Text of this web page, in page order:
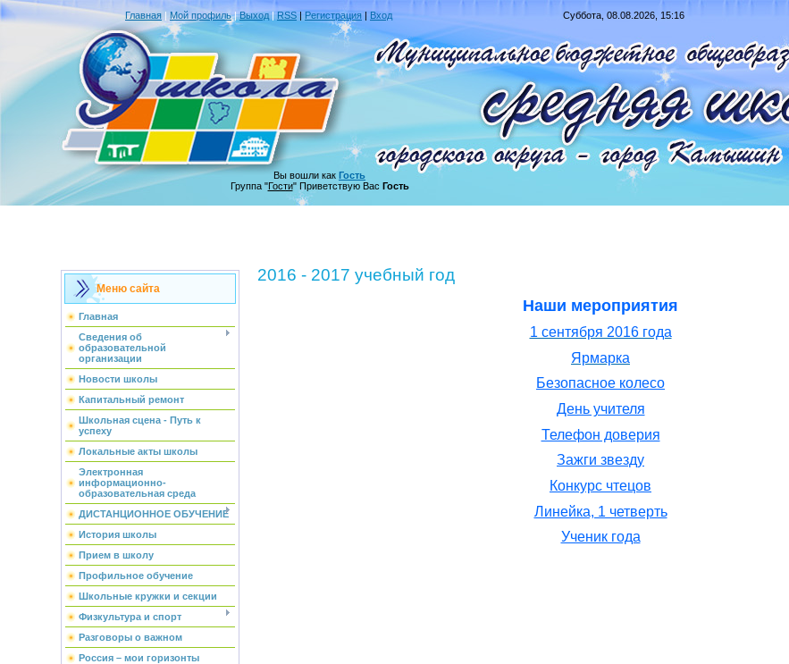
Главная | Мой профиль|Выход| RSS| Регистрация | Вход Суббота, 08.08.2026, 15:16
Вы вошли как Гость
Группа "Гости" Приветствую Вас Гость
Меню сайта
Главная
Сведения об
образовательной
организации
Новости школы
Капитальный ремонт
Школьная сцена - Путь к
успеху
Локальные акты школы
Электронная
информационно-
образовательная среда
ДИСТАНЦИОННОЕ ОБУЧЕНИЕ
История школы
Прием в школу
Профильное обучение
Школьные кружки и секции
Физкультура и спорт
Разговоры о важном
Россия – мои горизонты
2016 - 2017 учебный год
Наши мероприятия
1 сентября 2016 года
Ярмарка
Безопасное колесо
День учителя
Телефон доверия
Зажги звезду
Конкурс чтецов
Линейка, 1 четверть
Ученик года